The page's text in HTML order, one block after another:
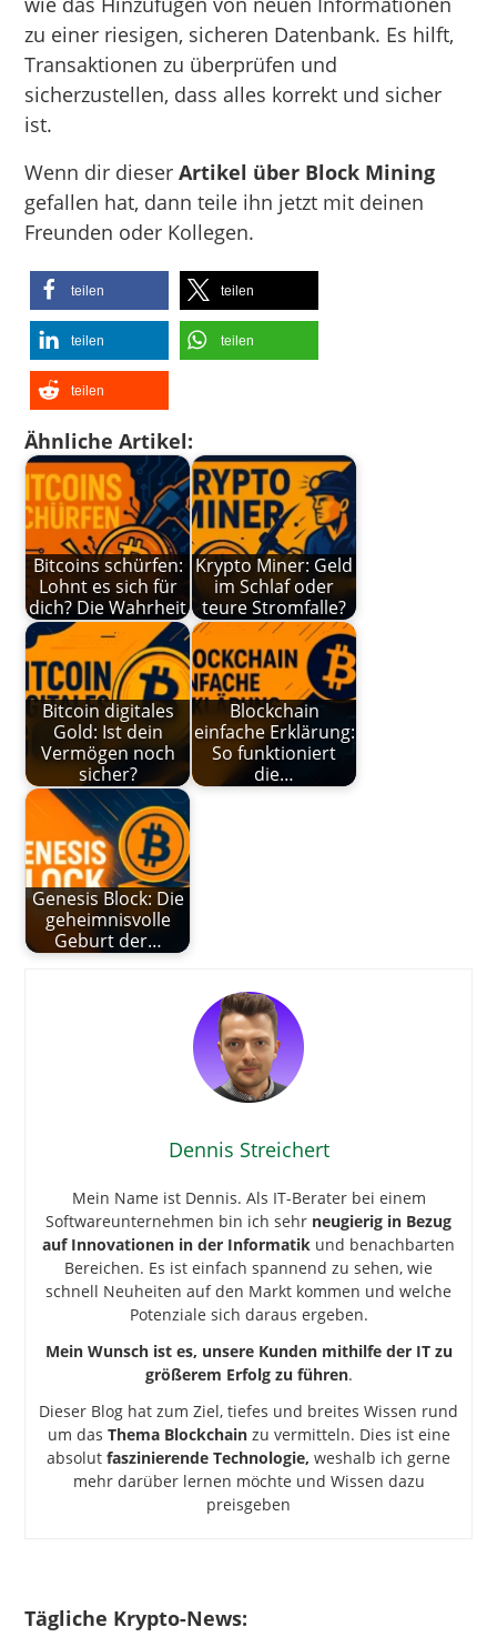
zu einer riesigen, sicheren Datenbank. Es hilft,
Transaktionen zu überprüfen und
sicherzustellen, dass alles korrekt und sicher
ist.
Wenn dir dieserArtikel über Block Mining
gefallen hat, dann teile ihn jetzt mit deinen
Freunden oder Kollegen.
teilen teilen
teilen teilen
teilen
Ähnliche Artikel:
Bitcoins schürfen:
Lohnt es sich für
dich? Die Wahrheit
Krypto Miner: Geld
im Schlaf oder
teure Stromfalle?
Bitcoin digitales
Gold: Ist dein
Vermögen noch
sicher?
Blockchain
einfache Erklärung:
So funktioniert
die…
Genesis Block: Die
geheimnisvolle
Geburt der…
Dennis Streichert
Mein Name ist Dennis. Als IT-Berater bei einem
Softwareunternehmen bin ich sehr neugierig in Bezug
auf Innovationen in der Informatik und benachbarten
Bereichen. Es ist einfach spannend zu sehen, wie
schnell Neuheiten auf den Markt kommen und welche
Potenziale sich daraus ergeben.
Mein Wunsch ist es, unsere Kunden mithilfe der IT zu
größerem Erfolg zu führen.
Dieser Blog hat zum Ziel, tiefes und breites Wissen rund
um das Thema Blockchainzu vermitteln. Dies ist eine
absolut faszinierende Technologie, weshalb ich gerne
mehr darüber lernen möchte und Wissen dazu
preisgeben
Tägliche Krypto-News: